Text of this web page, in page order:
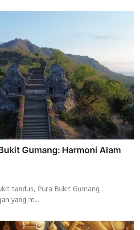
Gumang: Harmoni Alam
tandus, Pura Bukit Gumang
yang m...